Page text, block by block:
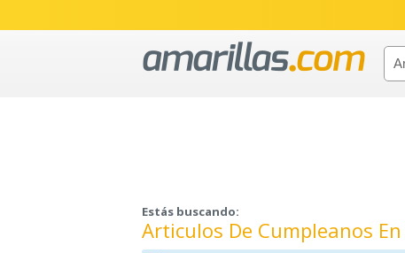
Estás buscando:
Articulos De Cumpleanos